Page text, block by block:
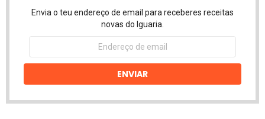
Envia o teu endereço de email para receberes receitas
novas do Iguaria.
Endereço
email
ENVIAR